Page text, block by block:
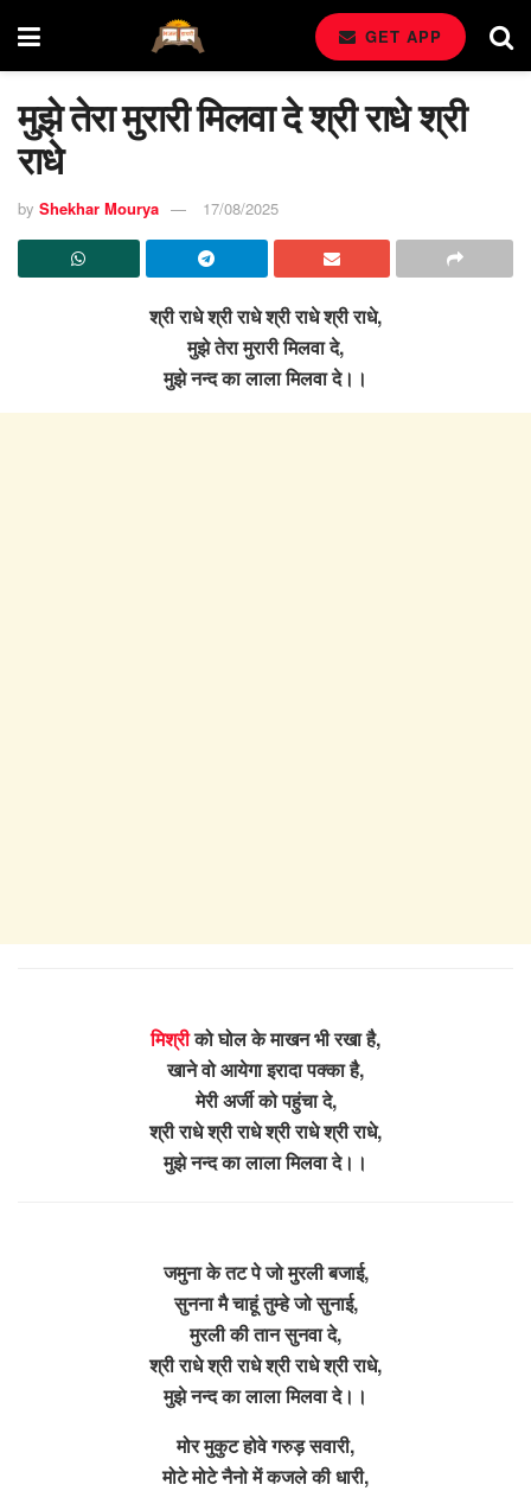
GET APP
मुझे तेरा मुरारी मिलवा दे श्री राधे श्री
राधे
by Shekhar Mourya 17/08/2025
श्री राधे श्री राधे श्री राधे श्री राधे,
मुझे तेरा मुरारी मिलवा दे,
मुझे नन्द का लाला मिलवा दे।।
मिश्रीको घोल के माखन भी रखा है,
खाने वो आयेगा इरादा पक्का है,
मेरी अर्जी को पहुंचा दे,
श्री राधे श्री राधे श्री राधे श्री राधे,
मुझे नन्द का लाला मिलवा दे।।
जमुना के तट पे जो मुरली बजाई,
सुनना मै चाहूं तुम्हे जो सुनाई,
मुरली की तान सुनवा दे,
श्री राधे श्री राधे श्री राधे श्री राधे,
मुझे नन्द का लाला मिलवा दे।।
मोर मुकुट होवे गरुड़ सवारी,
मोटे मोटे नैनो में कजले की धारी,